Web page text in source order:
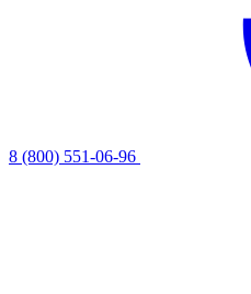
8 (800) 551-06-96